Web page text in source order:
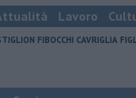
Lavoro
FIBOCCHI CAVRIGLIA